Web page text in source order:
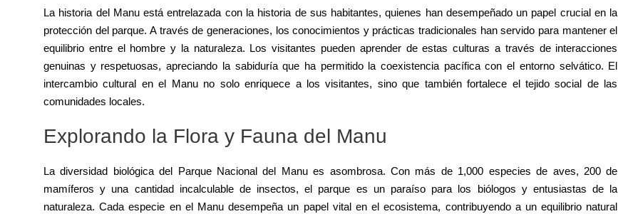
La historia del Manu está entrelazada con la historia de sus habitantes, quienes han desempeñado un papel crucial en la
protección del parque. A través de generaciones, los conocimientos y prácticas tradicionales han servido para mantener el
equilibrio entre el hombre y la naturaleza. Los visitantes pueden aprender de estas culturas a través de interacciones
genuinas y respetuosas, apreciando la sabiduría que ha permitido la coexistencia pacífica con el entorno selvático. El
intercambio cultural en el Manu no solo enriquece a los visitantes, sino que también fortalece el tejido social de las
comunidades locales.
Explorando la Flora y Fauna del Manu
La diversidad biológica del Parque Nacional del Manu es asombrosa. Con más de 1,000 especies de aves, 200 de
mamíferos y una cantidad incalculable de insectos, el parque es un paraíso para los biólogos y entusiastas de la
naturaleza. Cada especie en el Manu desempeña un papel vital en el ecosistema, contribuyendo a un equilibrio natural